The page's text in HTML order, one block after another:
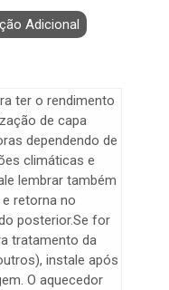
Adicional
ter o rendimento
de capa
dependendo de
climáticas e
lembrar também
retorna no
posterior.Se for
tratamento da
instale após
O aquecedor